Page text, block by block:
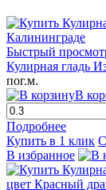
Быстрый
Кулирная гладь
пог.м.
В
Подробнее
Купить в 1 клик
В избранное